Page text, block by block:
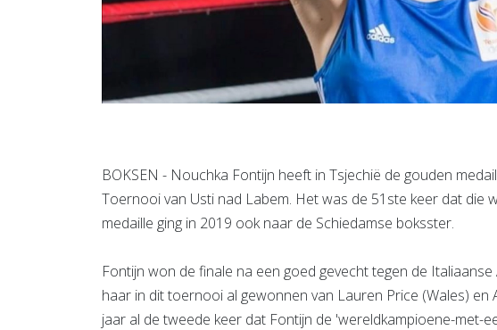
BOKSEN - Nouchka Fontijn heeft in Tsjechië de gouden
Toernooi van Usti nad Labem. Het was de 51ste keer dat die
medaille ging in 2019 ook naar de Schiedamse boksster.
Fontijn won de finale na een goed gevecht tegen de
haar in dit toernooi al gewonnen van Lauren Price (Wales) en
jaar al de tweede keer dat Fontijn de 'wereldkampioene-met-